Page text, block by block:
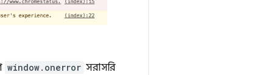
window.onerror সরাসরি